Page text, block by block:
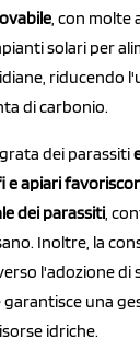
, con molte
solari per
riducendo
di carbonio.
dei parassiti
e apiari
dei parassiti ,
Inoltre, la
l'adozione di
una
idriche.